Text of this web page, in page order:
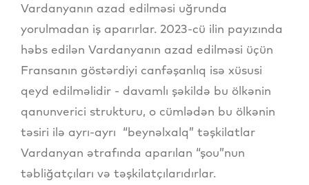
Vardanyanın azad edilməsi uğrunda
yorulmadan iş aparırlar. 2023-cü ilin payızında
həbs edilən Vardanyanın azad edilməsi üçün
Fransanın göstərdiyi canfəşanlıq isə xüsusi
qeyd edilməlidir - davamlı şəkildə bu ölkənin
qanunverici strukturu, o cümlədən bu ölkənin
təsiri ilə ayrı-ayrı “beynəlxalq” təşkilatlar
Vardanyan ətrafında aparılan “şou”nun
təbliğatçıları və təşkilatçılarıdırlar.